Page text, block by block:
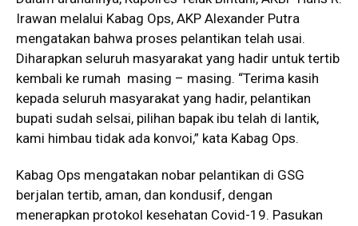
Irawan melalui Kabag Ops, AKP Alexander Putra
mengatakan bahwa proses pelantikan telah usai.
Diharapkan seluruh masyarakat yang hadir untuk tertib
kembali ke rumah masing – masing. “Terima kasih
kepada seluruh masyarakat yang hadir, pelantikan
bupati sudah selsai, pilihan bapak ibu telah di lantik,
kami himbau tidak ada konvoi,” kata Kabag Ops.
Kabag Ops mengatakan nobar pelantikan di GSG
berjalan tertib, aman, dan kondusif, dengan
menerapkan protokol kesehatan Covid-19. Pasukan